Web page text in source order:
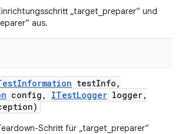
„target_preparer“ und
aus.
Information testInfo ,
config , ITestLogger logger,
Schritt für „target_preparer“